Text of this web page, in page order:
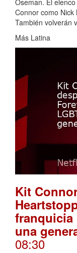
Oseman. El
Connor como Nick
También volverán
Más Latina
Kit
franquicia
una
08:30